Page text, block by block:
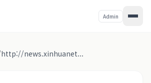
Admin
news.xinhuanet...